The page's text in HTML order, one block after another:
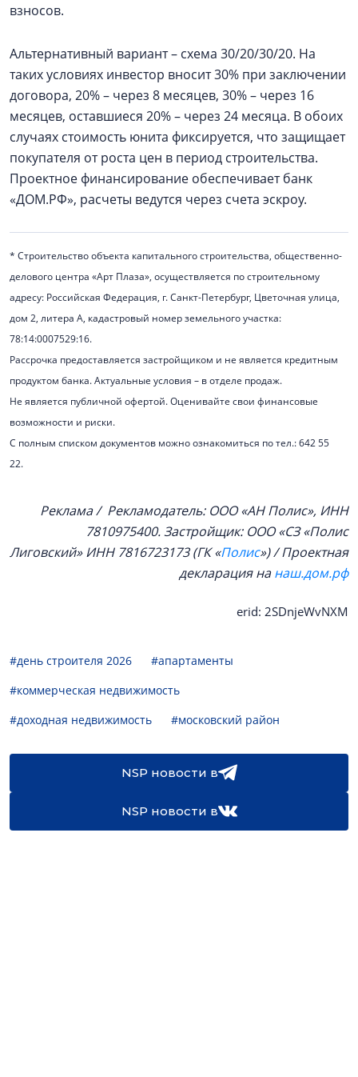
взносов.
Альтернативный вариант – схема 30/20/30/20. На
таких условиях инвестор вносит 30% при заключении
договора, 20% – через 8 месяцев, 30% – через 16
месяцев, оставшиеся 20% – через 24 месяца. В обоих
случаях стоимость юнита фиксируется, что защищает
покупателя от роста цен в период строительства.
Проектное финансирование обеспечивает банк
«ДОМ.РФ», расчеты ведутся через счета эскроу.
* Строительство объекта капитального строительства, общественно-
делового центра «Арт Плаза», осуществляется по строительному
адресу: Российская Федерация, г. Санкт-Петербург, Цветочная улица,
дом 2, литера А, кадастровый номер земельного участка:
78:14:0007529:16.
Рассрочка предоставляется застройщиком и не является кредитным
продуктом банка. Актуальные условия – в отделе продаж.
Не является публичной офертой. Оценивайте свои финансовые
возможности и риски.
С полным списком документов можно ознакомиться по тел.: 642 55
22.
Реклама / Рекламодатель: ООО «АН Полис», ИНН
7810975400. Застройщик: ООО «СЗ «Полис
Лиговский»ИНН 7816723173(ГК «Полис») / Проектная
декларация нанаш.дом.рф
erid: 2SDnjeWvNXM
#день строителя 2026
#апартаменты
#коммерческая недвижимость
#доходная недвижимость
#московский район
NSP новости в
NSP новости в